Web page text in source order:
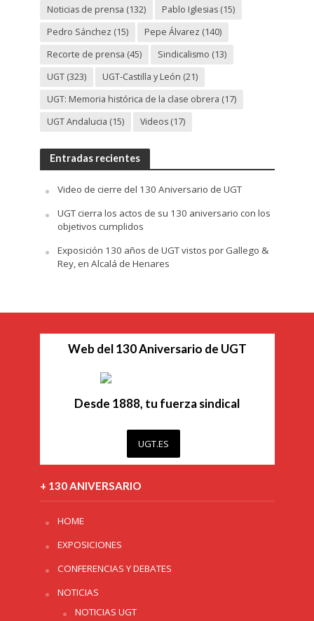
Noticias de prensa (132) Pablo Iglesias(15)
Pedro Sánchez (15) Pepe Álvarez (140)
Recorte de prensa (45) Sindicalismo (13)
UGT(323) UGT-Castilla y León (21)
UGT: Memoria histórica de la clase obrera (17)
UGT Andalucia (15) Videos(17)
Entradas recientes
Video de cierre del 130 Aniversario de UGT
UGT cierra los actos de su 130 aniversario con los
objetivos cumplidos
Exposición 130 años de UGT vistos por Gallego &
Rey, en Alcalá de Henares
Web del 130 Aniversario de UGT
Desde 1888, tu fuerza sindical
UGT.ES
+ 130 ANIVERSARIO
HOME
EXPOSICIONES
CONFERENCIAS Y DEBATES
NOTICIAS
NOTICIAS UGT